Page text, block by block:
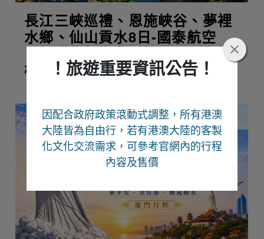
！旅遊重要資訊公告！
因配合政府政策滾動式調整，所有港澳
大陸皆為自由行，若有港澳大陸的客製
化文化交流需求，可參考官網內的行程
內容及售價
長江三峽巡禮、恩施峽谷、夢裡
水鄉、仙山貢水8日-國泰航空
【無購物無自費升等VIP三排座
椅】
NT$18,800起